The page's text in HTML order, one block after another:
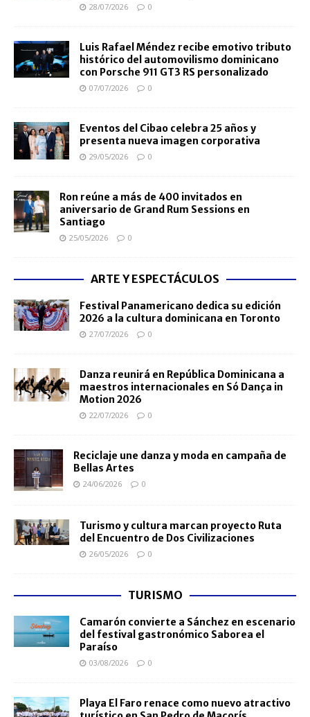
28/07/2026 0
Luis Rafael Méndez recibe emotivo tributo
histórico del automovilismo dominicano
con Porsche 911 GT3 RS personalizado
07/07/2026 0
Eventos del Cibao celebra 25 años y
presenta nueva imagen corporativa
29/05/2026 0
Ron reúne a más de 400 invitados en
aniversario de Grand Rum Sessions en
Santiago
25/05/2026 0
ARTE Y ESPECTÁCULOS
Festival Panamericano dedica su edición
2026 a la cultura dominicana en Toronto
27/07/2026 0
Danza reunirá en República Dominicana a
maestros internacionales en Só Dança in
Motion 2026
22/07/2026 0
Reciclaje une danza y moda en campaña de
Bellas Artes
24/06/2026 0
Turismo y cultura marcan proyecto Ruta
del Encuentro de Dos Civilizaciones
26/05/2026 0
TURISMO
Camarón convierte a Sánchez en escenario
del festival gastronómico Saborea el
Paraíso
03/08/2026 0
Playa El Faro renace como nuevo atractivo